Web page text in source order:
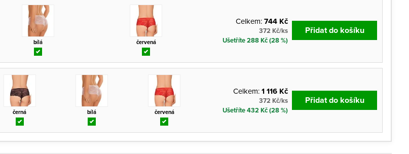
bílá červená
Celkem:744 Kč
372 Kč/ks
Ušetříte 288 Kč (28 %)
Přidat do košíku
černá bílá červená
Celkem:1 116 Kč
372 Kč/ks
Ušetříte 432 Kč (28 %)
Přidat do košíku